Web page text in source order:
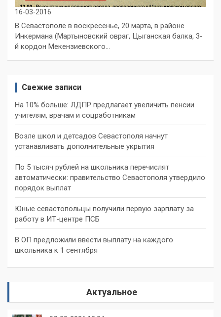
16-03-2016
В Севастополе в воскресенье, 20 марта, в районе
Инкермана (Мартыновский овраг, Цыганская балка, 3-
й кордон Мекензиевского…
Свежие записи
На 10% больше: ЛДПР предлагает увеличить пенсии
учителям, врачам и соцработникам
Возле школ и детсадов Севастополя начнут
устанавливать дополнительные укрытия
По 5 тысяч рублей на школьника перечислят
автоматически: правительство Севастополя утвердило
порядок выплат
Юные севастопольцы получили первую зарплату за
работу в ИТ-центре ПСБ
В ОП предложили ввести выплату на каждого
школьника к 1 сентября
Актуальное